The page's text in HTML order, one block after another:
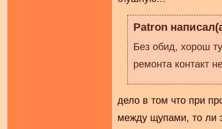
Patron
Без обид, хорош
ремонта контакт
дело в том что при
между щупами, то ли